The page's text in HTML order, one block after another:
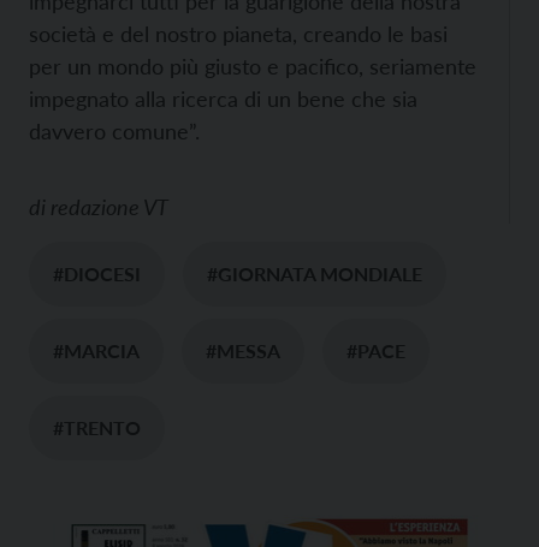
società e del nostro pianeta, creando le basi
per un mondo più giusto e pacifico, seriamente
impegnato alla ricerca di un bene che sia
davvero comune”.
di redazione VT
#DIOCESI #GIORNATA MONDIALE
#MARCIA #MESSA #PACE
#TRENTO